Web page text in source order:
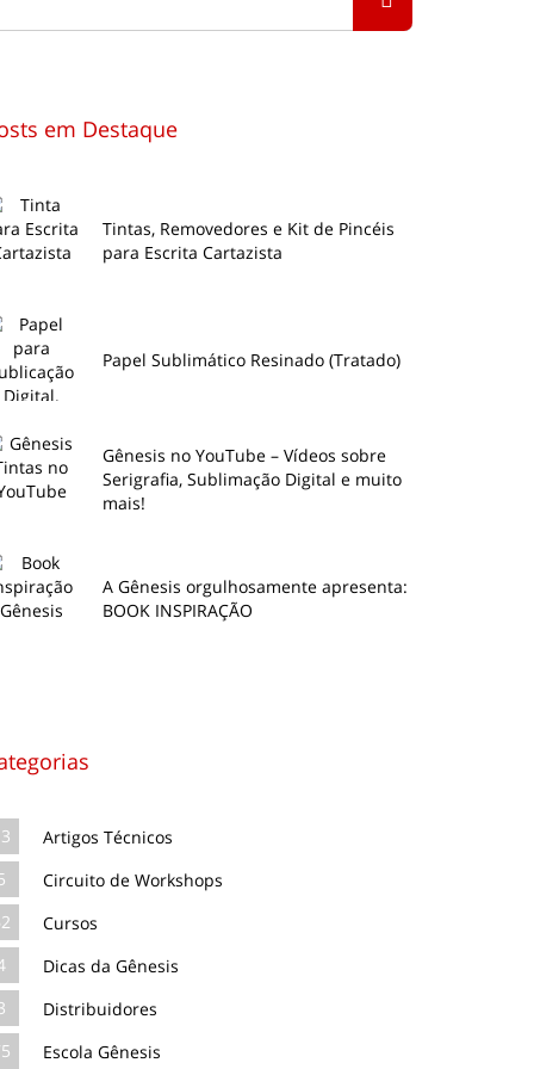
em Destaque
Tintas, Removedores e Kit de Pincéis
para Escrita Cartazista
Papel Sublimático Resinado (Tratado)
Gênesis no YouTube – Vídeos sobre
Serigrafia, Sublimação Digital e muito
mais!
A Gênesis orgulhosamente apresenta:
BOOK INSPIRAÇÃO
Artigos Técnicos
Circuito de Workshops
Cursos
Dicas da Gênesis
Distribuidores
Escola Gênesis